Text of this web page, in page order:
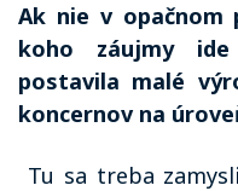
Ak nie v opačnom
koho záujmy
postavila malé
koncernov na
Tu sa treba